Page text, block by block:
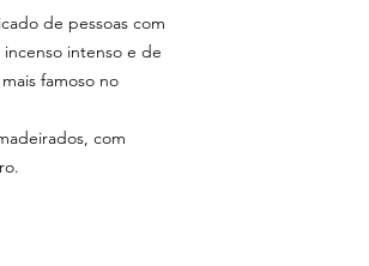
de pessoas com
incenso intenso e de
famoso no
com